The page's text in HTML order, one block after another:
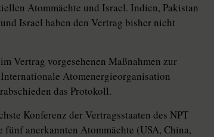
Atommächte und Israel. Indien, Pakistan
Israel haben den Vertrag bisher nicht
Vertrag vorgesehenen Maßnahmen zur
Atomenergieorganisation
das Protokoll.
Konferenz der Vertragsstaaten des NPT
anerkannten Atommächte (USA, China,